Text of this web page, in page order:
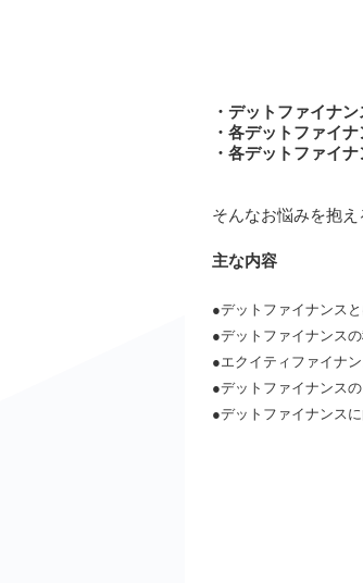
・デットファイナ
・各デットファイ
・各デットファイ
そんなお悩みを抱
主な内容
●デットファイナンス
●デットファイナンス
●エクイティファイナ
●デットファイナンス
●デットファイナンス